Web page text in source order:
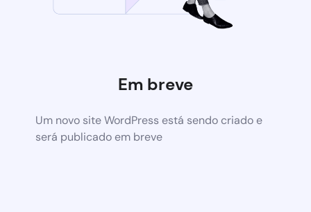
Em breve
Um novo site WordPress está sendo criado e
será publicado em breve